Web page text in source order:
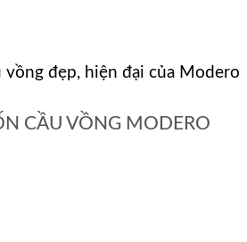
vồng đẹp, hiện đại của Modero
CẦU VỒNG MODERO